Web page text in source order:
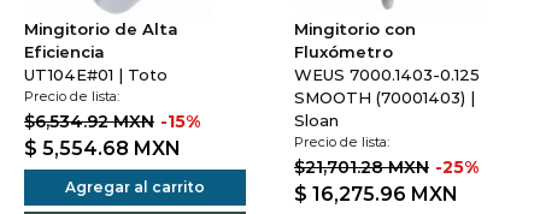
Mingitorio de Alta
Eficiencia
UT104E#01 | Toto
Precio de lista:
$6,534.92 MXN -15%
$ 5,554.68 MXN
Agregar al carrito
Mingitorio con
Fluxómetro
WEUS 7000.1403-0.125
SMOOTH (70001403) |
Sloan
Precio de lista:
$21,701.28 MXN -25%
$ 16,275.96 MXN